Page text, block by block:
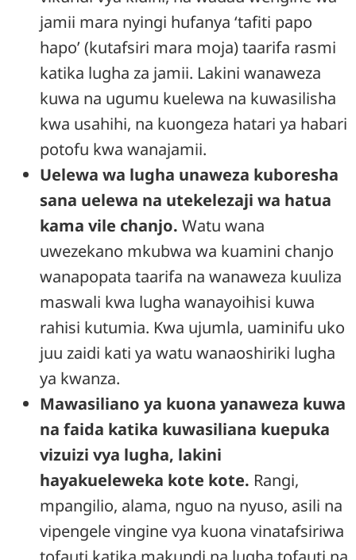
jamii mara nyingi hufanya ‘tafiti papo
hapo’ (kutafsiri mara moja) taarifa rasmi
katika lugha za jamii. Lakini wanaweza
kuwa na ugumu kuelewa na kuwasilisha
kwa usahihi, na kuongeza hatari ya habari
potofu kwa wanajamii.
Uelewa wa lugha unaweza kuboresha
sana uelewa na utekelezaji wa hatua
kama vile chanjo. Watu wana
uwezekano mkubwa wa kuamini chanjo
wanapopata taarifa na wanaweza kuuliza
maswali kwa lugha wanayoihisi kuwa
rahisi kutumia. Kwa ujumla, uaminifu uko
juu zaidi kati ya watu wanaoshiriki lugha
ya kwanza.
Mawasiliano ya kuona yanaweza kuwa
na faida katika kuwasiliana kuepuka
vizuizi vya lugha, lakini
hayakueleweka kote kote. Rangi,
mpangilio, alama, nguo na nyuso, asili na
vipengele vingine vya kuona vinatafsiriwa